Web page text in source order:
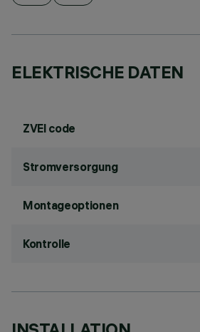
ELEKTRISCHE DATEN
ZVEI code
Stromversorgung
Montageoptionen
Kontrolle